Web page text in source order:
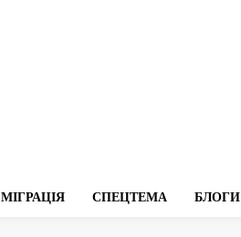
МІГРАЦІЯ СПЕЦТЕМА БЛОГИ